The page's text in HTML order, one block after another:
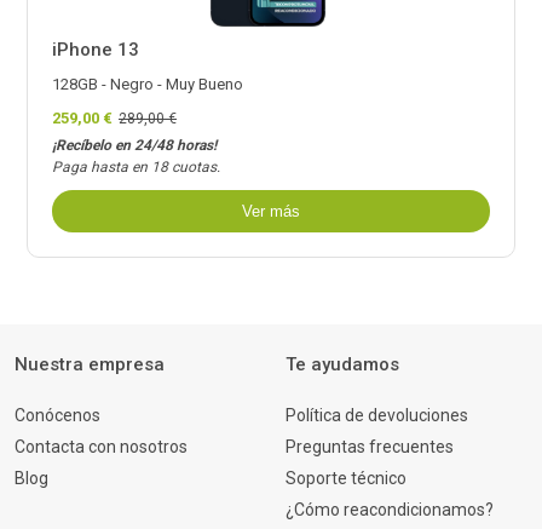
iPhone 13
128GB - Negro - Muy Bueno
259,00 € 289,00 €
¡Recíbelo en 24/48 horas!
Paga hasta en 18 cuotas.
Ver más
Nuestra empresa
Conócenos
Contacta con nosotros
Blog
Te ayudamos
Política de devoluciones
Preguntas frecuentes
Soporte técnico
¿Cómo reacondicionamos?